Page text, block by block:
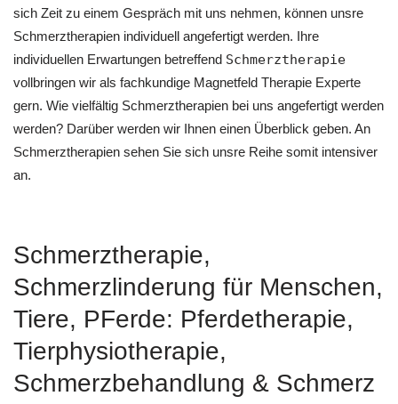
sich Zeit zu einem Gespräch mit uns nehmen, können unsre
Schmerztherapien individuell angefertigt werden. Ihre
individuellen Erwartungen betreffend Schmerztherapie
vollbringen wir als fachkundige Magnetfeld Therapie Experte
gern. Wie vielfältig Schmerztherapien bei uns angefertigt werden
werden? Darüber werden wir Ihnen einen Überblick geben. An
Schmerztherapien sehen Sie sich unsre Reihe somit intensiver
an.
Schmerztherapie,
Schmerzlinderung für Menschen,
Tiere, PFerde: Pferdetherapie,
Tierphysiotherapie,
Schmerzbehandlung & Schmerz